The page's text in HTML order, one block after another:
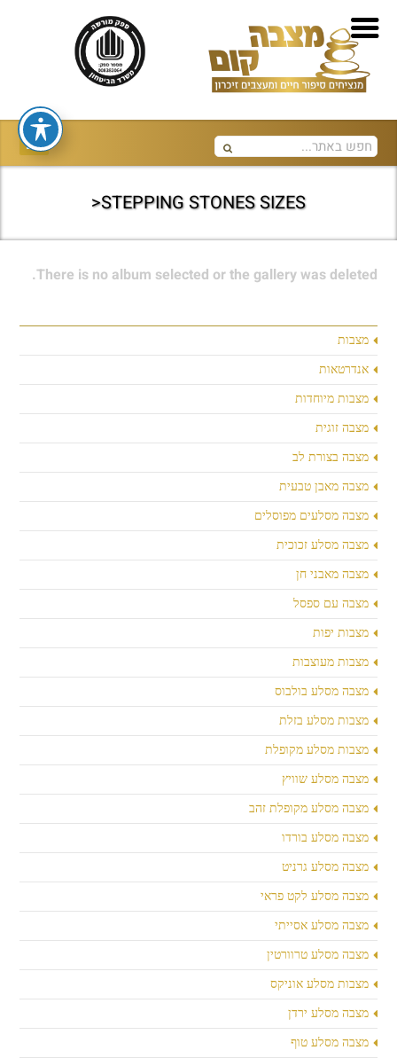
STEPPING STONES SIZES<
מצבות
אנדרטאות
מצבות מיוחדות
מצבה זוגית
מצבה בצורת לב
מצבה מאבן טבעית
מצבה מסלעים מפוסלים
מצבה מסלע זכוכית
מצבה מאבני חן
מצבה עם ספסל
מצבות יפות
מצבות מעוצבות
מצבה מסלע בולבוס
מצבות מסלע בזלת
מצבות מסלע מקופלת
מצבה מסלע שוויץ
מצבה מסלע מקופלת זהב
מצבה מסלע בורדו
מצבה מסלע גרניט
מצבה מסלע לקט פראי
מצבה מסלע אסייתי
מצבה מסלע טרוורטין
מצבות מסלע אוניקס
מצבה מסלע ירדן
מצבה מסלע טוף
There is no album selected or the gallery was deleted.